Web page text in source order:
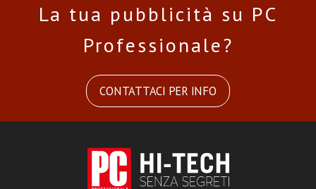
La tua pubblicità su PC
Professionale?
CONTATTACI PER INFO